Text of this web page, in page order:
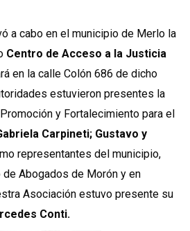
a cabo en el municipio de Merlo la
Centro de Acceso a la Justicia
en la calle Colón 686 de dicho
estuvieron presentes la
y Fortalecimiento para el
Carpineti; Gustavo y
representantes del municipio,
Abogados de Morón y en
Asociación estuvo presente su
Conti.